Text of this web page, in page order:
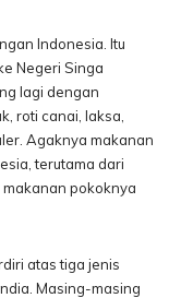
Indonesia. Itu
Negeri Singa
lagi dengan
roti canai, laksa,
Agaknya makanan
terutama dari
pokoknya
atas tiga jenis
Masing-masing